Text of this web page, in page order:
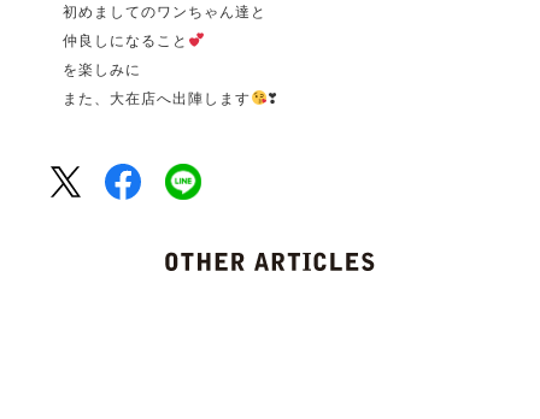
初めましてのワンちゃん達と
仲良しになること
を楽しみに
また、大在店へ出陣します
❣